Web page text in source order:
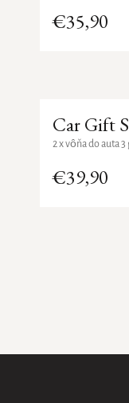
€35,90
Car Gift
€39,90
2 x vôňa do auta